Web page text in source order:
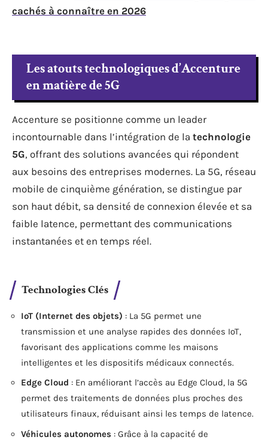
cachés à connaître en 2026
Les atouts technologiques d’Accenture
en matière de 5G
Accenture se positionne comme un leader
incontournable dans l’intégration de la technologie
5G, offrant des solutions avancées qui répondent
aux besoins des entreprises modernes. La 5G, réseau
mobile de cinquième génération, se distingue par
son haut débit, sa densité de connexion élevée et sa
faible latence, permettant des communications
instantanées et en temps réel.
Technologies Clés
IoT (Internet des objets) : La 5G permet une
transmission et une analyse rapides des données IoT,
favorisant des applications comme les maisons
intelligentes et les dispositifs médicaux connectés.
Edge Cloud : En améliorant l’accès au Edge Cloud, la 5G
permet des traitements de données plus proches des
utilisateurs finaux, réduisant ainsi les temps de latence.
Véhicules autonomes : Grâce à la capacité de